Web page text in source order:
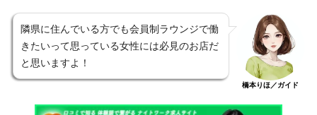
隣県に住んでいる方でも会員制ラウンジで働
きたいって思っている女性には必見のお店だ
と思いますよ！
橋本りほ／ガイド